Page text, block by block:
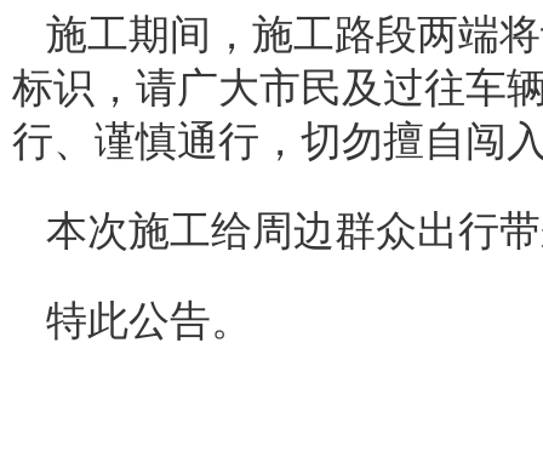
施工期间，施工路段两端
标识，请广大市民及过往车
行、谨慎通行，切勿擅自闯
本次施工给周边群众出行
特此公告。